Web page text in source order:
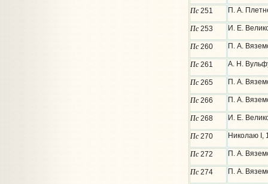
Пс251 П. А.
Пс253 И. Е.
Пс260 П. А.
Пс261 А. Н.
Пс265 П. А.
Пс266 П. А.
Пс268 И. Е.
Пс270 Николаю I,
Пс272 П. А.
Пс274 П. А.